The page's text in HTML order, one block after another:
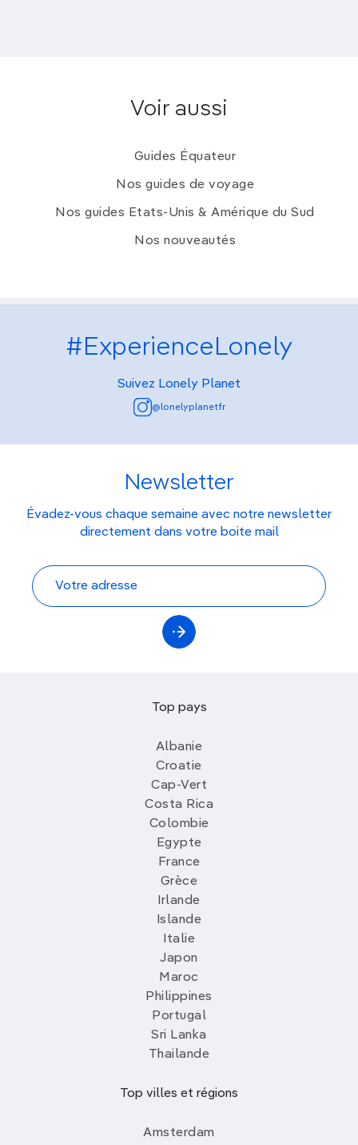
Voir aussi
Guides Équateur
Nos guides de voyage
Nos guides Etats-Unis & Amérique du Sud
Nos nouveautés
#ExperienceLonely
Suivez Lonely Planet
@lonelyplanetfr
Newsletter
Évadez-vous chaque semaine avec notre newsletter
directement dans votre boite mail
Top pays
Albanie
Croatie
Cap-Vert
Costa Rica
Colombie
Egypte
France
Grèce
Irlande
Islande
Italie
Japon
Maroc
Philippines
Portugal
Sri Lanka
Thailande
Top villes et régions
Amsterdam